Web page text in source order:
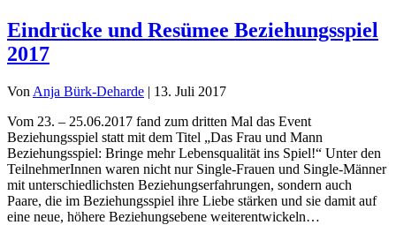
Eindrücke und Resümee Beziehungsspiel
2017
Von Anja Bürk-Deharde | 13. Juli 2017
Vom 23. – 25.06.2017 fand zum dritten Mal das Event
Beziehungsspiel statt mit dem Titel „Das Frau und Mann
Beziehungsspiel: Bringe mehr Lebensqualität ins Spiel!“ Unter den
TeilnehmerInnen waren nicht nur Single-Frauen und Single-Männer
mit unterschiedlichsten Beziehungserfahrungen, sondern auch
Paare, die im Beziehungsspiel ihre Liebe stärken und sie damit auf
eine neue, höhere Beziehungsebene weiterentwickeln…